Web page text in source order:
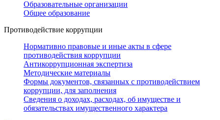
Образовательные организации
Общее образование
Противодействие коррупции
Нормативно правовые и иные акты в сфере
противодействия коррупции
Антикоррупционная экспертиза
Методические материалы
Формы документов, связанных с противодействием
коррупции, для заполнения
Сведения о доходах, расходах, об имуществе и
обязательствах имущественного характера